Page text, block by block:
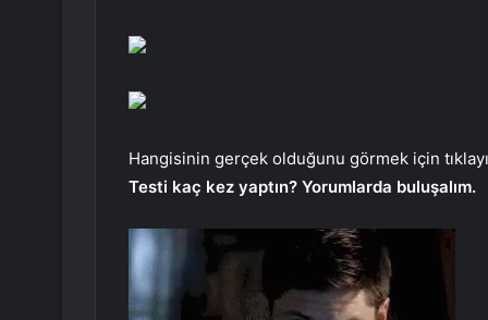
Hangisinin gerçek olduğunu görmek için
Testi kaç kez yaptın? Yorumlarda buluşalım.